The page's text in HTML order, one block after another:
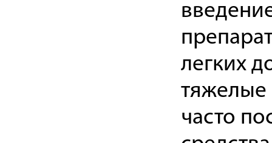
легких
тяжелые
часто